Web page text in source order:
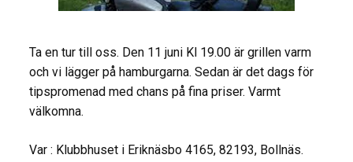
Ta en tur till oss. Den 11 juni Kl 19.00 är grillen varm
och vi lägger på hamburgarna. Sedan är det dags för
tipspromenad med chans på fina priser. Varmt
välkomna.
Var : Klubbhuset i Eriknäsbo 4165, 82193, Bollnäs.